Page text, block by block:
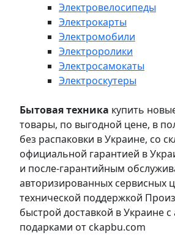
Электровелосипеды
Электрокарты
Электромобили
Электроролики
Электросамокаты
Электроскутеры
Бытовая техника купить
товары, по выгодной цене, в
без распаковки в Украине, со
официальной гарантией в
и после-гарантийным
авторизированных сервисных
технической поддержкой
быстрой доставкой в Украине
подарками от ckapbu.com